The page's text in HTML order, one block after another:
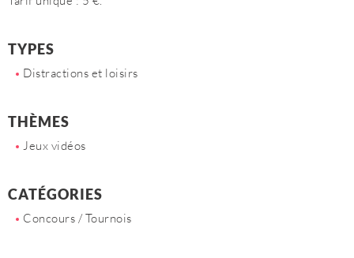
TYPES
Distractions et loisirs
THÈMES
Jeux vidéos
CATÉGORIES
Concours / Tournois